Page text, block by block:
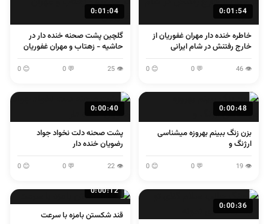
0:01:54
خاطره خنده دار مهران غفوریان از
خارج رفتنش در شام ایرانی
👁 46
💬 0
😊 0
0:01:04
گلچین پشت صحنه خنده دار در
حاشیه - زهتاب و مهران غفوریان
👁 25
💬 0
😊 0
0:00:48
بزن زنگ ببینم بهروزه میشناسی
ارژنگ و
👁 19
💬 0
😊 0
0:00:40
پشت صحنه دلت نخواد جواد
رضویان خنده دار
👁 22
💬 0
😊 0
0:00:36
0:00:12
قند شکستن بامزه با سرعت